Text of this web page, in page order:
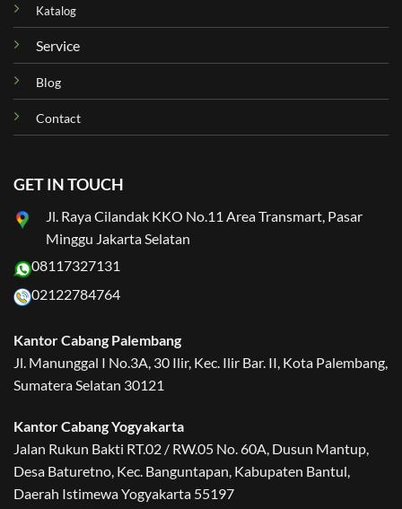
Katalog
Service
Blog
Contact
GET IN TOUCH
Jl. Raya Cilandak KKO No.11 Area Transmart, Pasar
Minggu Jakarta Selatan
08117327131
02122784764
Kantor Cabang Palembang
Jl. Manunggal I No.3A, 30 Ilir, Kec. Ilir Bar. II, Kota Palembang,
Sumatera Selatan 30121
Kantor Cabang Yogyakarta
Jalan Rukun Bakti RT.02 / RW.05 No. 60A, Dusun Mantup,
Desa Baturetno, Kec. Banguntapan, Kabupaten Bantul,
Daerah Istimewa Yogyakarta 55197